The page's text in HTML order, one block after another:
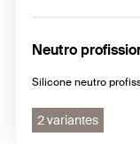
Neutro
Silicone neutro
2 variantes